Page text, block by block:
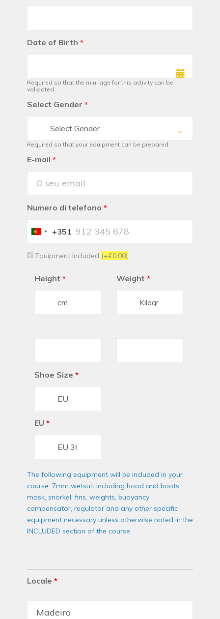
Date of Birth *
Required so that the min. age for this activity can be
validated
Select Gender *
Select Gender
Required so that your equipment can be prepared
E-mail *
Numero di telefono *
Portugal
+351
Equipment Included (+€0.00)
Height * Weight *
Shoe Size *
EU *
The following equipment will be included in your
course: 7mm wetsuit including hood and boots,
mask, snorkel, fins, weights, buoyancy
compensator, regulator and any other specific
equipment necessary unless otherwise noted in the
INCLUDED section of the course.
Locale *